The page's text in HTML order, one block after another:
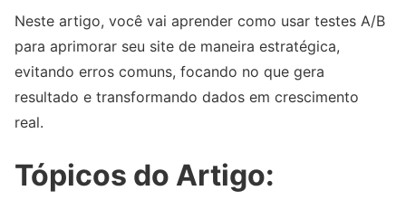
Neste artigo, você vai aprender como usar testes A/B
para aprimorar seu site de maneira estratégica,
evitando erros comuns, focando no que gera
resultado e transformando dados em crescimento
real.
Tópicos do Artigo: